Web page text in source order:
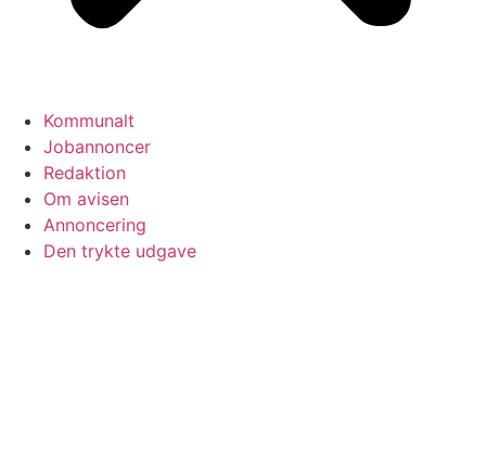
Kommunalt
Jobannoncer
Redaktion
Om avisen
Annoncering
Den trykte udgave